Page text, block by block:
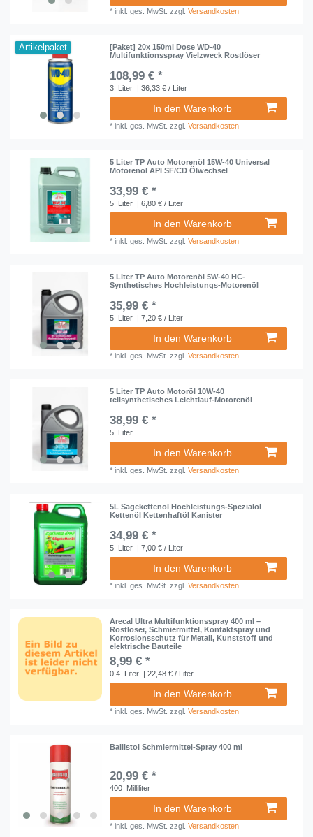
*inkl. ges. MwSt. zzgl.Versandkosten
Artikelpaket
[Paket] 20x 150ml Dose WD-40
Multifunktionsspray Vielzweck Rostlöser
108,99 € *
3 Liter | 36,33 € / Liter
In den Warenkorb
*inkl. ges. MwSt. zzgl.Versandkosten
5 Liter TP Auto Motorenöl 15W-40 Universal
Motorenöl API SF/CD Ölwechsel
33,99 € *
5 Liter | 6,80 € / Liter
In den Warenkorb
*inkl. ges. MwSt. zzgl.Versandkosten
5 Liter TP Auto Motorenöl 5W-40 HC-
Synthetisches Hochleistungs-Motorenöl
35,99 € *
5 Liter | 7,20 € / Liter
In den Warenkorb
*inkl. ges. MwSt. zzgl.Versandkosten
5 Liter TP Auto Motoröl 10W-40
teilsynthetisches Leichtlauf-Motorenöl
38,99 € *
5 Liter
In den Warenkorb
*inkl. ges. MwSt. zzgl.Versandkosten
5L Sägekettenöl Hochleistungs-Spezialöl
Kettenöl Kettenhaftöl Kanister
34,99 € *
5 Liter | 7,00 € / Liter
In den Warenkorb
*inkl. ges. MwSt. zzgl.Versandkosten
Arecal Ultra Multifunktionsspray 400 ml –
Rostlöser, Schmiermittel, Kontaktspray und
Korrosionsschutz für Metall, Kunststoff und
elektrische Bauteile
8,99 € *
0.4 Liter | 22,48 € / Liter
In den Warenkorb
*inkl. ges. MwSt. zzgl.Versandkosten
Ballistol Schmiermittel-Spray 400 ml
20,99 € *
400 Milliliter
In den Warenkorb
*inkl. ges. MwSt. zzgl.Versandkosten